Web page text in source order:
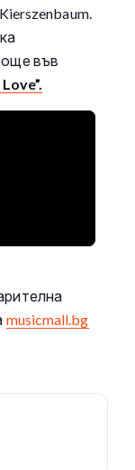
във
musicmall.bg